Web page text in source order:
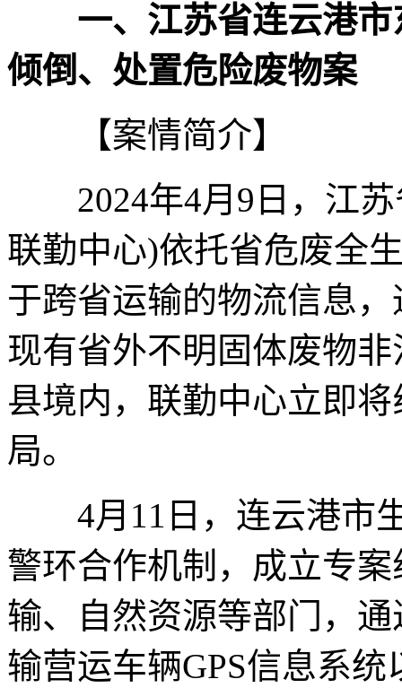
一、江苏省连云港
倾倒、处置危险废物案
【案情简介】
2024年4月9日，江苏
联勤中心)依托省危废全
于跨省运输的物流信息
现有省外不明固体废物
县境内，联勤中心立即
局。
4月11日，连云港市生
警环合作机制，成立专
输、自然资源等部门，
输营运车辆GPS信息系